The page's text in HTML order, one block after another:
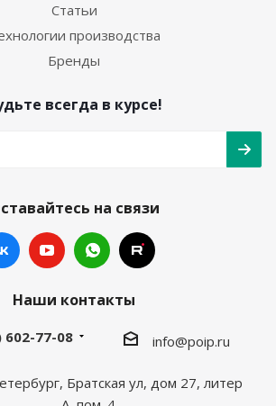
Статьи
производства
Бренды
всегда в курсе!
на связи
Наши контакты
602-77-08 info@poip.ru
Братская ул, дом 27, литер